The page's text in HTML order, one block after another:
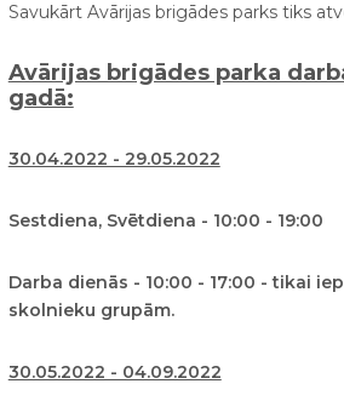
Savukārt Avārijas brigādes parks tiks
Avārijas brigādes parka
gadā:
30.04.2022 - 29.05.2022
Sestdiena, Svētdiena - 10:00 - 19:00
Darba dienās - 10:00 - 17:00 - tikai
skolnieku grupām.
30.05.2022 - 04.09.2022